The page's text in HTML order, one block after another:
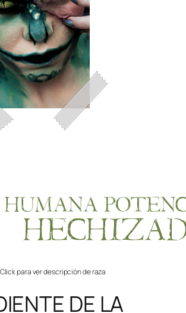
Click para ver descripción de raza
DE LA